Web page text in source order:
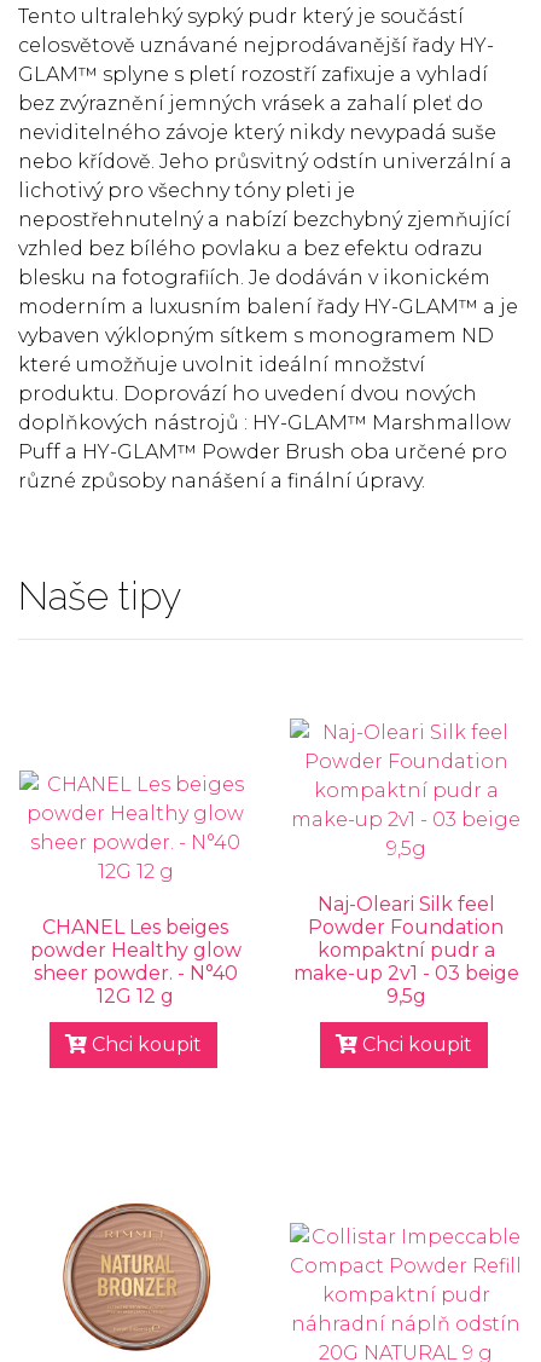
Tento ultralehký sypký pudr který je součástí
celosvětově uznávané nejprodávanější řady HY-
GLAM™ splyne s pletí rozostří zafixuje a vyhladí
bez zvýraznění jemných vrásek a zahalí pleť do
neviditelného závoje který nikdy nevypadá suše
nebo křídově. Jeho průsvitný odstín univerzální a
lichotivý pro všechny tóny pleti je
nepostřehnutelný a nabízí bezchybný zjemňující
vzhled bez bílého povlaku a bez efektu odrazu
blesku na fotografiích. Je dodáván v ikonickém
moderním a luxusním balení řady HY-GLAM™ a je
vybaven výklopným sítkem s monogramem ND
které umožňuje uvolnit ideální množství
produktu. Doprovází ho uvedení dvou nových
doplňkových nástrojů : HY-GLAM™ Marshmallow
Puff a HY-GLAM™ Powder Brush oba určené pro
různé způsoby nanášení a finální úpravy.
Naše tipy
CHANEL Les beiges
powder Healthy glow
sheer powder. - N°40
12G 12 g
Chci koupit
Naj-Oleari Silk feel
Powder Foundation
kompaktní pudr a
make-up 2v1 - 03 beige
9,5g
Chci koupit